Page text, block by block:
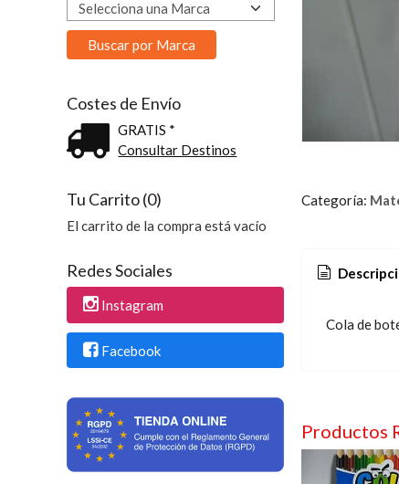
Costes de Envío
GRATIS *
Consultar Destinos
Tu Carrito (0)
El carrito de la compra está vacío
Redes Sociales
Instagram
Facebook
Categoría:
Cola de
Productos